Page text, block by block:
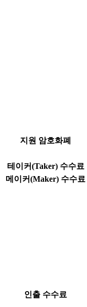
지원 암호화폐
테이커(Taker) 수수료
메이커(Maker) 수수료
인출 수수료